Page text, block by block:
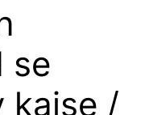
se
kaise /